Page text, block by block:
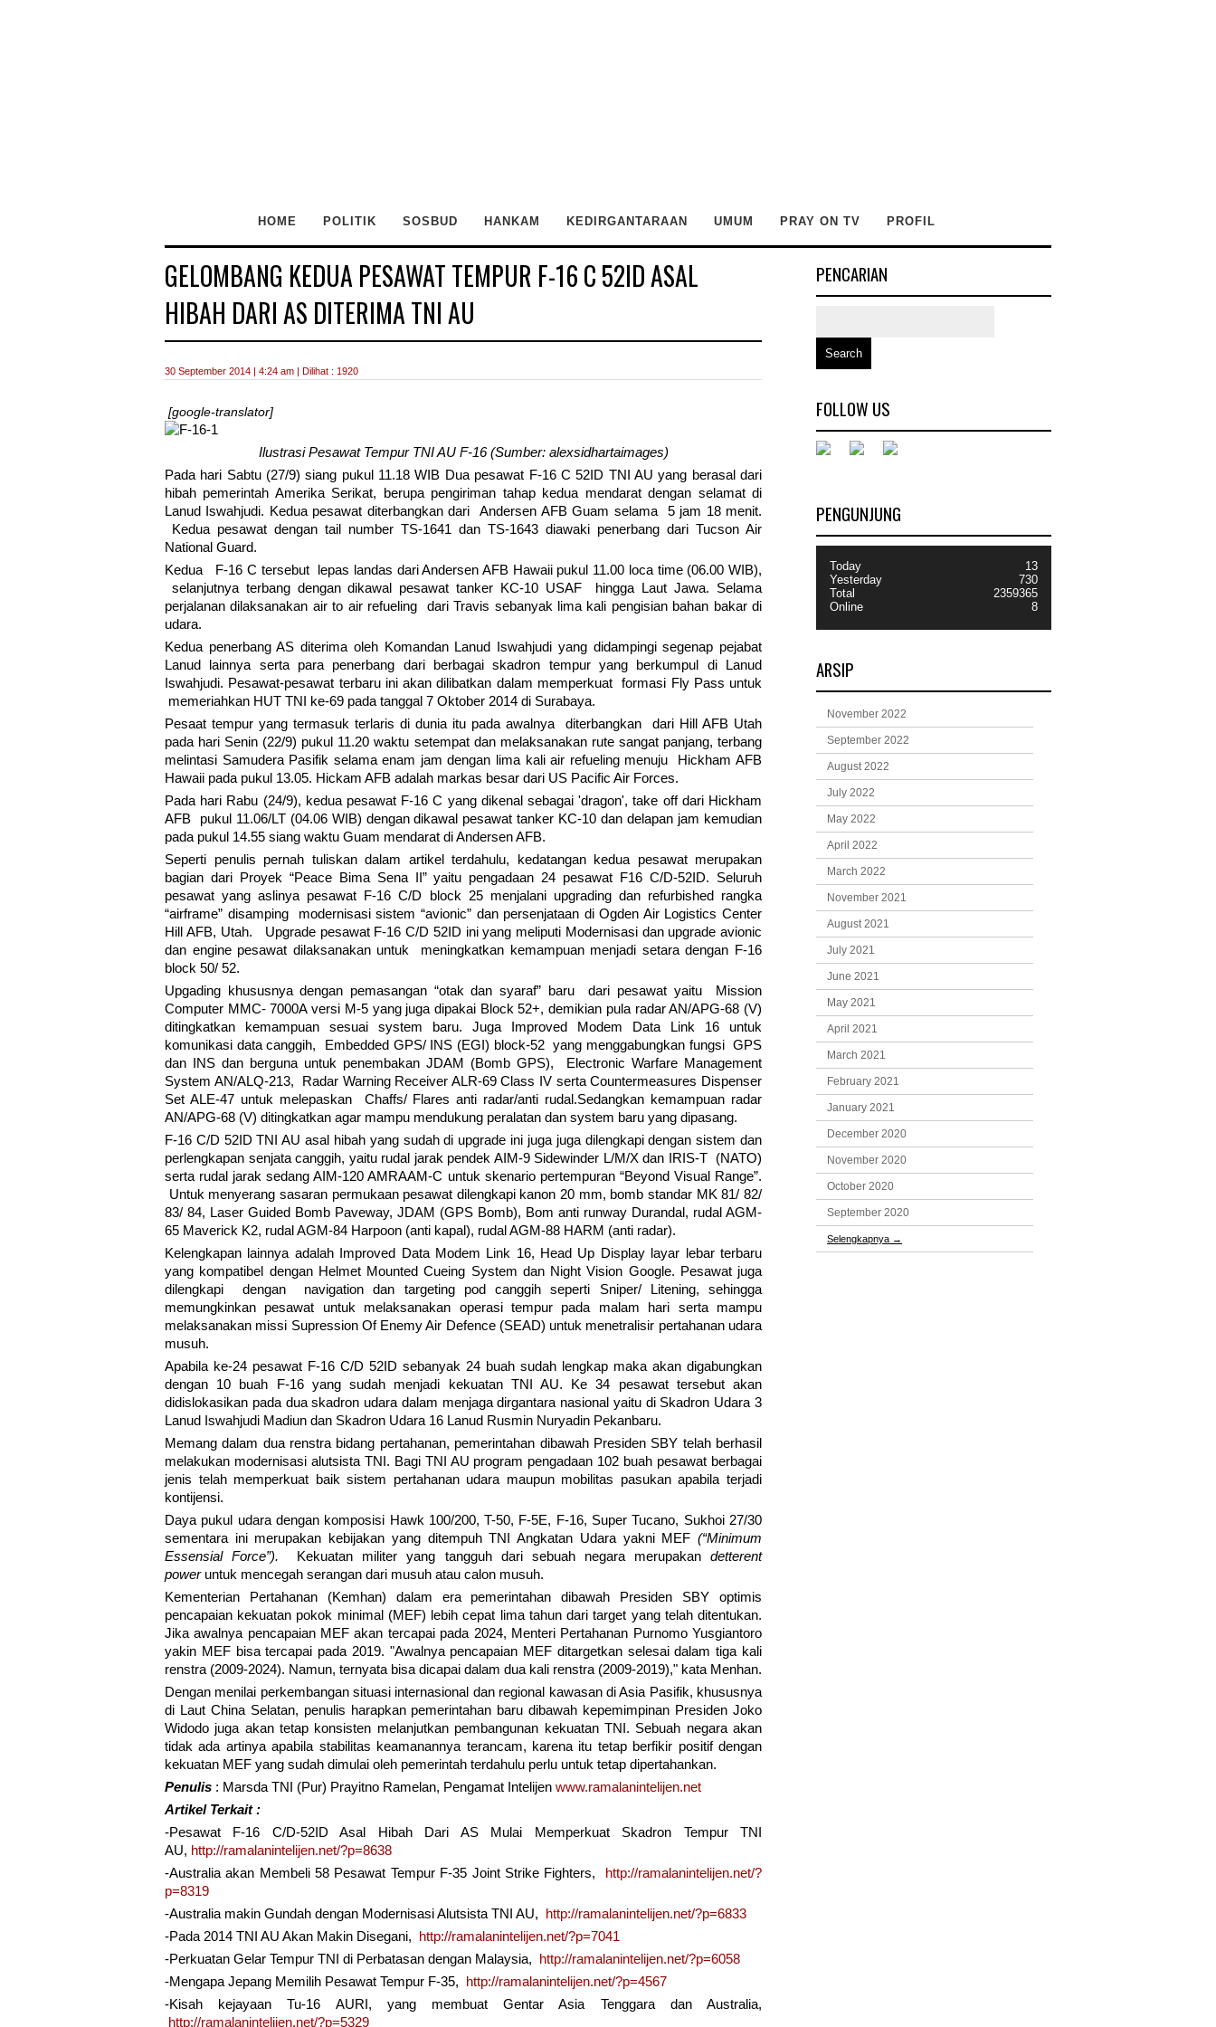
HOME POLITIK SOSBUD HANKAM KEDIRGANTARAAN UMUM PRAY ON TV PROFIL
GELOMBANG KEDUA PESAWAT TEMPUR F-16 C 52ID ASAL
HIBAH DARI AS DITERIMA TNI AU
30 September 2014 | 4:24 am | Dilihat : 1920
[google-translator]
Ilustrasi Pesawat Tempur TNI AU F-16 (Sumber: alexsidhartaimages)
Pada hari Sabtu (27/9) siang pukul 11.18 WIB Dua pesawat F-16 C 52ID TNI AU yang berasal dari
hibah pemerintah Amerika Serikat, berupa pengiriman tahap kedua mendarat dengan selamat di
Lanud Iswahjudi. Kedua pesawat diterbangkan dari Andersen AFB Guam selama 5 jam 18 menit.
Kedua pesawat dengan tail number TS-1641 dan TS-1643 diawaki penerbang dari Tucson Air
National Guard.
Kedua F-16 C tersebut lepas landas dari Andersen AFB Hawaii pukul 11.00 loca time (06.00 WIB),
selanjutnya terbang dengan dikawal pesawat tanker KC-10 USAF hingga Laut Jawa. Selama
perjalanan dilaksanakan air to air refueling dari Travis sebanyak lima kali pengisian bahan bakar di
udara.
Kedua penerbang AS diterima oleh Komandan Lanud Iswahjudi yang didampingi segenap pejabat
Lanud lainnya serta para penerbang dari berbagai skadron tempur yang berkumpul di Lanud
Iswahjudi. Pesawat-pesawat terbaru ini akan dilibatkan dalam memperkuat formasi Fly Pass untuk
memeriahkan HUT TNI ke-69 pada tanggal 7 Oktober 2014 di Surabaya.
Pesaat tempur yang termasuk terlaris di dunia itu pada awalnya diterbangkan dari Hill AFB Utah
pada hari Senin (22/9) pukul 11.20 waktu setempat dan melaksanakan rute sangat panjang, terbang
melintasi Samudera Pasifik selama enam jam dengan lima kali air refueling menuju Hickham AFB
Hawaii pada pukul 13.05. Hickam AFB adalah markas besar dari US Pacific Air Forces.
Pada hari Rabu (24/9), kedua pesawat F-16 C yang dikenal sebagai 'dragon', take off dari Hickham
AFB pukul 11.06/LT (04.06 WIB) dengan dikawal pesawat tanker KC-10 dan delapan jam kemudian
pada pukul 14.55 siang waktu Guam mendarat di Andersen AFB.
Seperti penulis pernah tuliskan dalam artikel terdahulu, kedatangan kedua pesawat merupakan
bagian dari Proyek “Peace Bima Sena II” yaitu pengadaan 24 pesawat F16 C/D-52ID. Seluruh
pesawat yang aslinya pesawat F-16 C/D block 25 menjalani upgrading dan refurbished rangka
“airframe” disamping modernisasi sistem “avionic” dan persenjataan di Ogden Air Logistics Center
Hill AFB, Utah. Upgrade pesawat F-16 C/D 52ID ini yang meliputi Modernisasi dan upgrade avionic
dan engine pesawat dilaksanakan untuk meningkatkan kemampuan menjadi setara dengan F-16
block 50/ 52.
Upgading khususnya dengan pemasangan “otak dan syaraf” baru dari pesawat yaitu Mission
Computer MMC- 7000A versi M-5 yang juga dipakai Block 52+, demikian pula radar AN/APG-68 (V)
ditingkatkan kemampuan sesuai system baru. Juga Improved Modem Data Link 16 untuk
komunikasi data canggih, Embedded GPS/ INS (EGI) block-52 yang menggabungkan fungsi GPS
dan INS dan berguna untuk penembakan JDAM (Bomb GPS), Electronic Warfare Management
System AN/ALQ-213, Radar Warning Receiver ALR-69 Class IV serta Countermeasures Dispenser
Set ALE-47 untuk melepaskan Chaffs/ Flares anti radar/anti rudal.Sedangkan kemampuan radar
AN/APG-68 (V) ditingkatkan agar mampu mendukung peralatan dan system baru yang dipasang.
F-16 C/D 52ID TNI AU asal hibah yang sudah di upgrade ini juga juga dilengkapi dengan sistem dan
perlengkapan senjata canggih, yaitu rudal jarak pendek AIM-9 Sidewinder L/M/X dan IRIS-T (NATO)
serta rudal jarak sedang AIM-120 AMRAAM-C untuk skenario pertempuran “Beyond Visual Range”.
Untuk menyerang sasaran permukaan pesawat dilengkapi kanon 20 mm, bomb standar MK 81/ 82/
83/ 84, Laser Guided Bomb Paveway, JDAM (GPS Bomb), Bom anti runway Durandal, rudal AGM-
65 Maverick K2, rudal AGM-84 Harpoon (anti kapal), rudal AGM-88 HARM (anti radar).
Kelengkapan lainnya adalah Improved Data Modem Link 16, Head Up Display layar lebar terbaru
yang kompatibel dengan Helmet Mounted Cueing System dan Night Vision Google. Pesawat juga
dilengkapi dengan navigation dan targeting pod canggih seperti Sniper/ Litening, sehingga
memungkinkan pesawat untuk melaksanakan operasi tempur pada malam hari serta mampu
melaksanakan missi Supression Of Enemy Air Defence (SEAD) untuk menetralisir pertahanan udara
musuh.
Apabila ke-24 pesawat F-16 C/D 52ID sebanyak 24 buah sudah lengkap maka akan digabungkan
dengan 10 buah F-16 yang sudah menjadi kekuatan TNI AU. Ke 34 pesawat tersebut akan
didislokasikan pada dua skadron udara dalam menjaga dirgantara nasional yaitu di Skadron Udara 3
Lanud Iswahjudi Madiun dan Skadron Udara 16 Lanud Rusmin Nuryadin Pekanbaru.
Memang dalam dua renstra bidang pertahanan, pemerintahan dibawah Presiden SBY telah berhasil
melakukan modernisasi alutsista TNI. Bagi TNI AU program pengadaan 102 buah pesawat berbagai
jenis telah memperkuat baik sistem pertahanan udara maupun mobilitas pasukan apabila terjadi
kontijensi.
Daya pukul udara dengan komposisi Hawk 100/200, T-50, F-5E, F-16, Super Tucano, Sukhoi 27/30
sementara ini merupakan kebijakan yang ditempuh TNI Angkatan Udara yakni MEF (“Minimum
Essensial Force”).
Kekuatan militer yang tangguh dari sebuah negara merupakandetterent
power untuk mencegah serangan dari musuh atau calon musuh.
Kementerian Pertahanan (Kemhan) dalam era pemerintahan dibawah Presiden SBY optimis
pencapaian kekuatan pokok minimal (MEF) lebih cepat lima tahun dari target yang telah ditentukan.
Jika awalnya pencapaian MEF akan tercapai pada 2024, Menteri Pertahanan Purnomo Yusgiantoro
yakin MEF bisa tercapai pada 2019. "Awalnya pencapaian MEF ditargetkan selesai dalam tiga kali
renstra (2009-2024). Namun, ternyata bisa dicapai dalam dua kali renstra (2009-2019)," kata Menhan.
Dengan menilai perkembangan situasi internasional dan regional kawasan di Asia Pasifik, khususnya
di Laut China Selatan, penulis harapkan pemerintahan baru dibawah kepemimpinan Presiden Joko
Widodo juga akan tetap konsisten melanjutkan pembangunan kekuatan TNI. Sebuah negara akan
tidak ada artinya apabila stabilitas keamanannya terancam, karena itu tetap berfikir positif dengan
kekuatan MEF yang sudah dimulai oleh pemerintah terdahulu perlu untuk tetap dipertahankan.
Penulis : Marsda TNI (Pur) Prayitno Ramelan, Pengamat Intelijen www.ramalanintelijen.net
Artikel Terkait :
-Pesawat F-16 C/D-52ID Asal Hibah Dari AS Mulai Memperkuat Skadron Tempur TNI
AU, http://ramalanintelijen.net/?p=8638
-Australia akan Membeli 58 Pesawat Tempur F-35 Joint Strike Fighters,
http://ramalanintelijen.net/?
p=8319
-Australia makin Gundah dengan Modernisasi Alutsista TNI AU,
http://ramalanintelijen.net/?p=6833
-Pada 2014 TNI AU Akan Makin Disegani,
http://ramalanintelijen.net/?p=7041
-Perkuatan Gelar Tempur TNI di Perbatasan dengan Malaysia,
http://ramalanintelijen.net/?p=6058
-Mengapa Jepang Memilih Pesawat Tempur F-35,
http://ramalanintelijen.net/?p=4567
-Kisah kejayaan Tu-16 AURI, yang membuat Gentar Asia Tenggara dan Australia,
http://ramalanintelijen.net/?p=5329
PENCARIAN
FOLLOW US
PENGUNJUNG
Today
Yesterday
Total
Online
13
730
2359365
8
ARSIP
November 2022
September 2022
August 2022
July 2022
May 2022
April 2022
March 2022
November 2021
August 2021
July 2021
June 2021
May 2021
April 2021
March 2021
February 2021
January 2021
December 2020
November 2020
October 2020
September 2020
Selengkapnya →